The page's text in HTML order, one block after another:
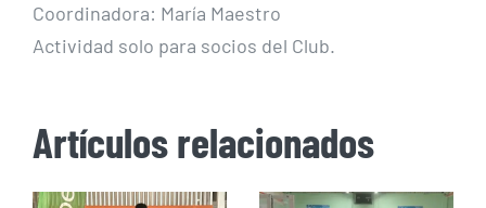
Coordinadora: María Maestro
Actividad solo para socios del Club.
Artículos relacionados